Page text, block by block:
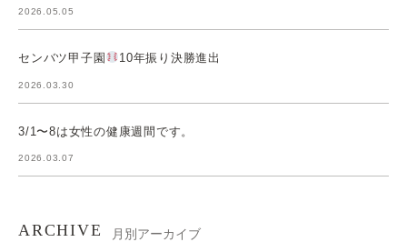
2026.05.05
センバツ甲子園 10年振り決勝進出
2026.03.30
3/1〜8は女性の健康週間です。
2026.03.07
ARCHIVE 月別アーカイブ